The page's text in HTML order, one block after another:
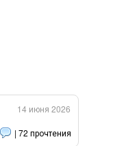
14 июня 2026
| 72 прочтения